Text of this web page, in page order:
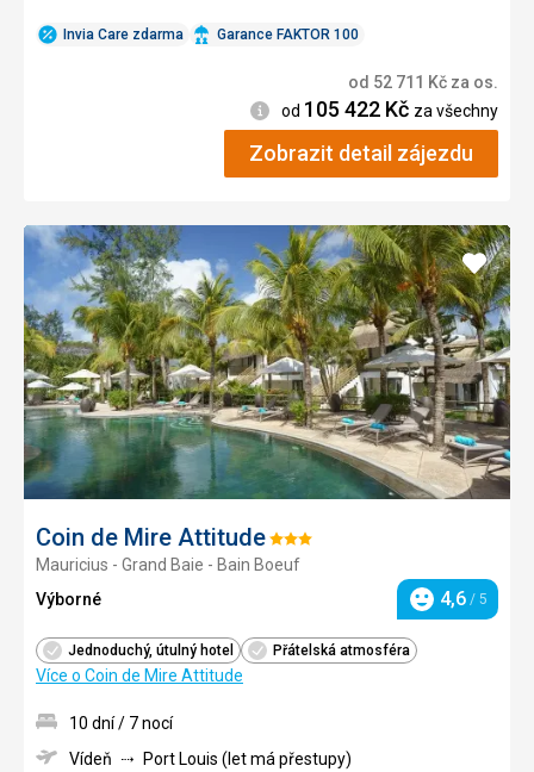
Invia Care zdarma Garance FAKTOR 100
od 52 711 Kč za os.
Informace
od 105 422 Kč za všechny
Zobrazit detail zájezdu
Coin de Mire AttitudeHodnocení:
3/5
Mauricius - Grand Baie - Bain Boeuf
Výborné
Hodnocení
4,6 / 5
Jednoduchý, útulný hotel Přátelská atmosféra
Více o Coin de Mire Attitude
Přidat
do
10 dní / 7 nocí
Vídeň
Port Louis (let má přestupy)